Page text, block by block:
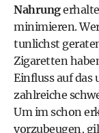
Nahrung
minimieren.
tunlichst
Zigaretten
Einfluss auf das
zahlreiche
Um im schon
vorzubeugen,